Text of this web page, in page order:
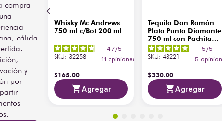
compra
cálida
y
por
Whisky Mc Andrews
750 ml c/Bot 200 ml
4.7/5
-
11 opiniones
SKU: 32258
$165.00
Agregar
Tequila Don Ramón
Plata Punta Diamante
750 ml con Pachita
200 ml
5 /5
-
5
SKU: 43221
$330.00
Agregar